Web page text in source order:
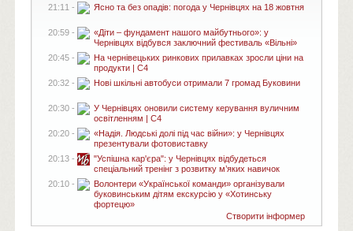
21:11 -
Ясно та без опадів: погода у Чернівцях на 18 жовтня
20:59 -
«Діти – фундамент нашого майбутнього»: у
Чернівцях відбувся заключний фестиваль «Вільні»
20:45 -
На чернівецьких ринкових прилавках зросли ціни на
продукти | C4
20:32 -
Нові шкільні автобуси отримали 7 громад Буковини
20:30 -
У Чернівцях оновили систему керування вуличним
освітленням | C4
20:20 -
«Надія. Людські долі під час війни»: у Чернівцях
презентували фотовиставку
20:13 -
"Успішна кар'єра": у Чернівцях відбудеться
спеціальний тренінг з розвитку м’яких навичок
20:10 -
Волонтери «Української команди» організували
буковинським дітям екскурсію у «Хотинську
фортецю»
Створити інформер